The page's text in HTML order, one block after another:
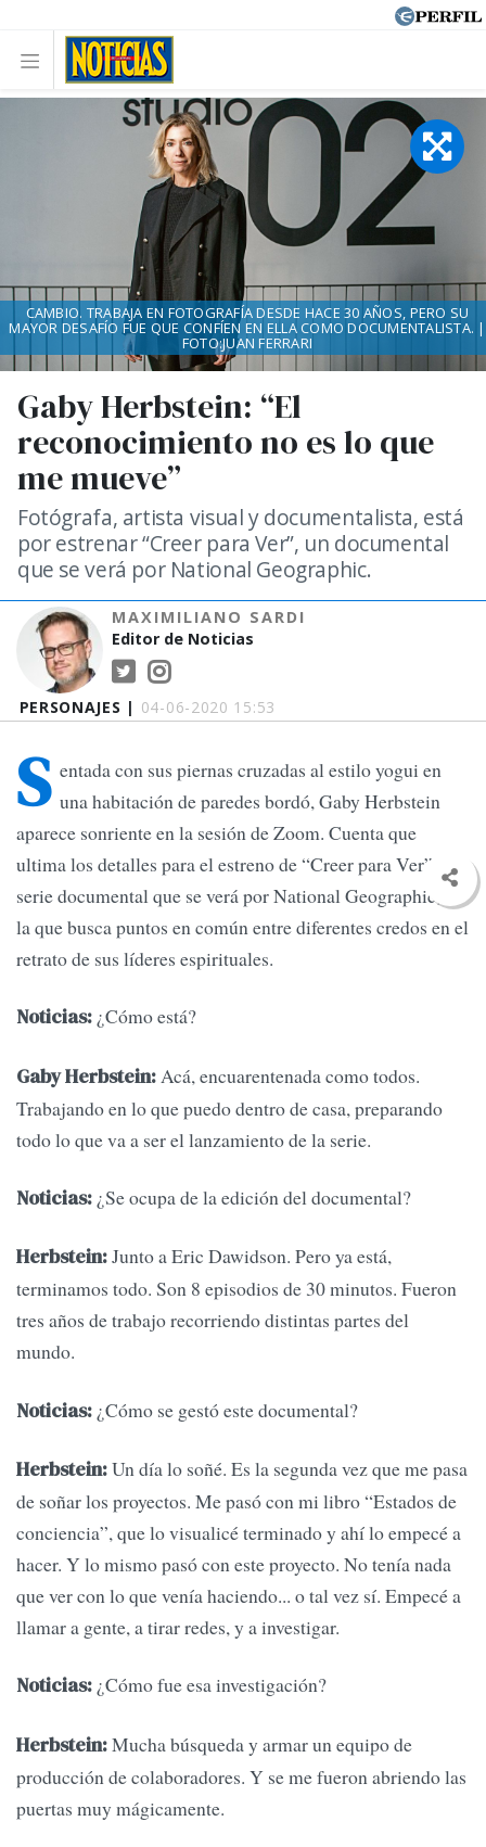
PERSONAJES | 04-06-2020 15:53
Gaby Herbstein: “El
reconocimiento no es lo que
me mueve”
Fotógrafa, artista visual y documentalista, está
por estrenar “Creer para Ver”, un documental
que se verá por National Geographic.
MAXIMILIANO SARDI
Editor de Noticias
CAMBIO. TRABAJA EN FOTOGRAFÍA DESDE HACE 30 AÑOS, PERO SU
MAYOR DESAFÍO FUE QUE CONFÍEN EN ELLA COMO DOCUMENTALISTA. |
FOTO:JUAN FERRARI
S entada con sus piernas cruzadas al estilo yogui en
una habitación de paredes bordó, Gaby Herbstein
aparece sonriente en la sesión de Zoom. Cuenta que
ultima los detalles para el estreno de “Creer para Ver”, la
serie documental que se verá por National Geographic, en
la que busca puntos en común entre diferentes credos en el
retrato de sus líderes espirituales.
Noticias: ¿Cómo está?
Gaby Herbstein:Acá, encuarentenada como todos.
Trabajando en lo que puedo dentro de casa, preparando
todo lo que va a ser el lanzamiento de la serie.
Noticias: ¿Se ocupa de la edición del documental?
Herbstein:Junto a Eric Dawidson. Pero ya está,
terminamos todo. Son 8 episodios de 30 minutos. Fueron
tres años de trabajo recorriendo distintas partes del
mundo.
Noticias: ¿Cómo se gestó este documental?
Herbstein:Un día lo soñé. Es la segunda vez que me pasa
de soñar los proyectos. Me pasó con mi libro “Estados de
conciencia”, que lo visualicé terminado y ahí lo empecé a
hacer. Y lo mismo pasó con este proyecto. No tenía nada
que ver con lo que venía haciendo... o tal vez sí. Empecé a
llamar a gente, a tirar redes, y a investigar.
Noticias: ¿Cómo fue esa investigación?
Herbstein:Mucha búsqueda y armar un equipo de
producción de colaboradores. Y se me fueron abriendo las
puertas muy mágicamente.